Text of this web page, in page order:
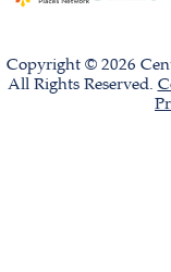
Copyright © 2026
All Rights Reserved.